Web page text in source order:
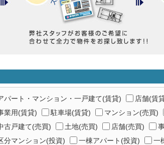
パート・マンション・一戸建て(賃貸) 店舗(賃
業用(賃貸)
駐車場(賃貸) マンション(売買)
古戸建て(売買)
土地(売買) 店舗(売買)
分マンション(投資)
一棟アパート(投資)
一